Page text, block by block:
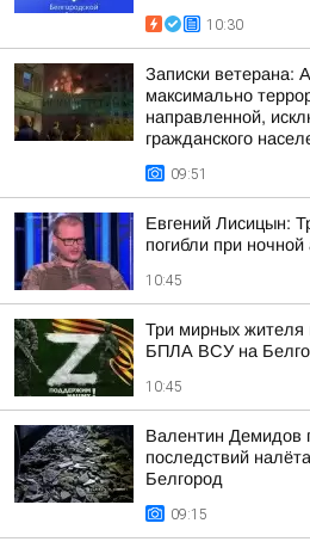
10:30
Записки ветерана:
максимально
направленной,
гражданского
09:51
Евгений Лисицын:
погибли при
10:45
Три мирных жителя
БПЛА ВСУ на
10:45
Валентин Демидов
последствий
Белгород
09:15